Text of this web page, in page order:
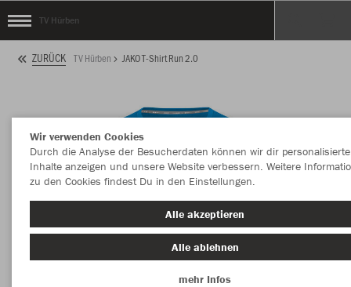
TV Hürben
ZURÜCK TV Hürben JAKO T-Shirt Run 2.0
Wir verwenden Cookies
Durch die Analyse der Besucherdaten können wir dir personalisierte
Inhalte anzeigen und unsere Website verbessern. Weitere
zu den Cookies findest Du in den Einstellungen.
Alle akzeptieren
Alle ablehnen
mehr Infos